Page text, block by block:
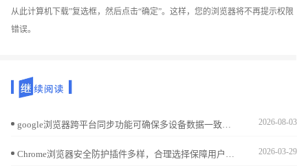
从此计算机下载”复选框，然后点击“确定”。这样，您的浏览器将不再提示权限
错误。
google浏览器跨平台同步功能可确保多设备数据一致。本教程解析操作方案，帮助用户高效管理书签、密码和设置，实现便捷跨设备使用。 2026-08-03
Chrome浏览器安全防护插件多样，合理选择保障用户数据安全。本文列出热门插件排行，助力打造安全浏览环境。 2026-03-29